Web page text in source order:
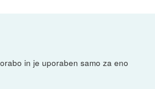
in je uporaben samo za eno